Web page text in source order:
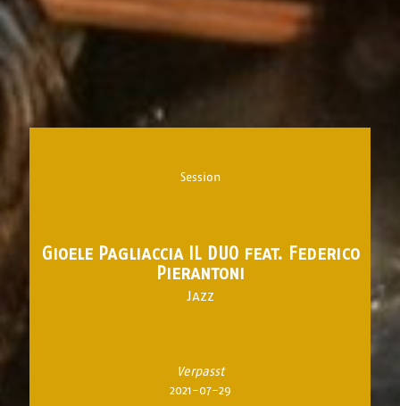
Session
Gioele Pagliaccia IL DUO feat. Federico
Pierantoni
Jazz
Verpasst
2021-07-29